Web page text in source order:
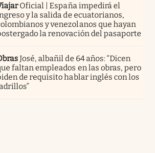
Oficial | España impedirá el
y la salida de ecuatorianos,
y venezolanos que hayan
la renovación del pasaporte
José, albañil de 64 años: “Dicen
faltan empleados en las obras, pero
de requisito hablar inglés con los